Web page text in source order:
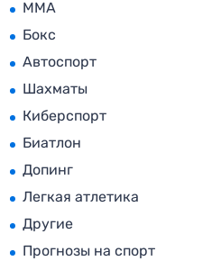
MMA
Бокс
Автоспорт
Шахматы
Киберспорт
Биатлон
Допинг
Легкая атлетика
Другие
Прогнозы на спорт